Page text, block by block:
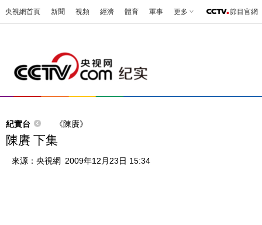
央視網首頁 新聞 視頻 經濟 體育 軍事 更多 節目官網
紀實台 《陳賡》
陳賡 下集
來源： 央視網 2009年12月23日 15:34